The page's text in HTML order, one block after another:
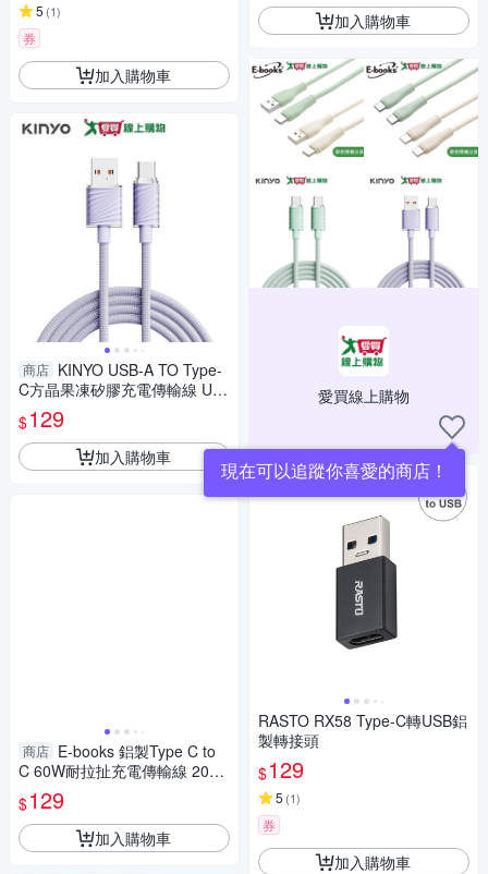
5 (1)
券
加入購物車
商店 KINYO USB-A TO Type-
C方晶果凍矽膠充電傳輸線 US
B-C920【愛買】
$129
加入購物車
商店 E-books 鋁製Type C to
C 60W耐拉扯充電傳輸線 20cm
XA69【愛買】
$129
加入購物車
加入購物車
愛買線上購物
現在可以追蹤你喜愛的商店！
RASTO RX58 Type-C轉USB鋁
製轉接頭
$129
5 (1)
券
加入購物車